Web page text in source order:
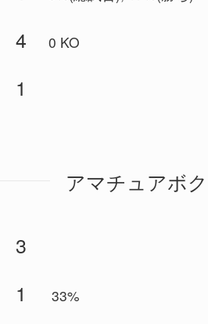
4 0 KO
1
アマチュアボ
3
1 33%